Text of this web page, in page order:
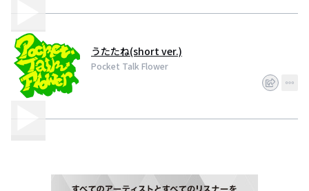
うたたね(short ver.)
Pocket Talk Flower